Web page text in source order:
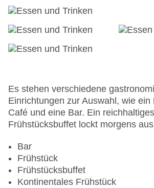
Hoteleröffnung: 2012
Hotelsafe
Lift
Zimmerservice
Sonnenterrasse
Gesamtanzahl der Stockwerke: 8
Gesamtanzahl der Zimmer: 126
am Pool, Liegen am Pool
Zahlungsarten: American
Visa
Landeskategorie: 4 Sterne
Es stehen verschiedene
Einrichtungen zur Auswahl, wie ein
Café und eine Bar. Ein reichhaltiges
Frühstücksbuffet lockt morgens
Bar
Frühstück
Frühstücksbuffet
Kontinentales Frühstück